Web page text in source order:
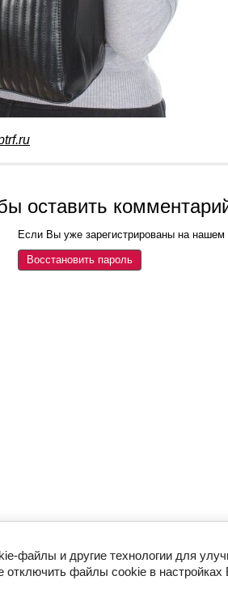
оставить
Если Вы уже зарегистрированы на
Восстановить пароль
файлы и другие технологии для
файлы cookie в настройках